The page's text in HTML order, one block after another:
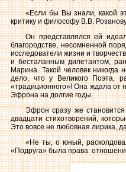
«Если бы Вы знали, какой
критику и философу В.В.
Он представлялся ей
благородстве, несомненной
исследователи жизни и
и бесталанным дилетантом,
Марина. Такой человек
дело, что у Великого Поэта,
«традиционного»! Она ждала от
Эфрона на долгие годы.
Эфрон сразу же
двадцати стихотворений,
Это вовсе не любовная лирика,
«Не ты, о юный,
«Подруга» была права: